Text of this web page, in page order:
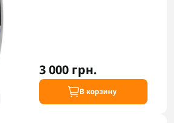
3 000 грн.
В корзину